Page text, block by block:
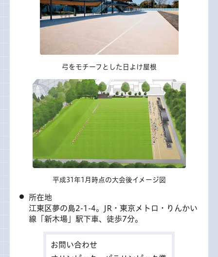
弓をモチーフとした日よけ屋根
平成31年1月時点の大会後イメージ図
所在地
江東区夢の島2-1-4。JR・東京メトロ・りんかい
線「新木場」駅下車、徒歩7分。
お問い合わせ